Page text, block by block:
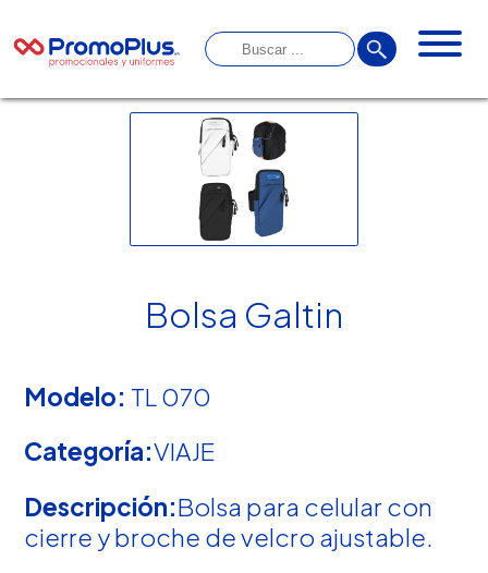
Bolsa Galtin
Modelo: TL 070
Categoría:VIAJE
Descripción:Bolsa para celular con
cierre y broche de velcro ajustable.